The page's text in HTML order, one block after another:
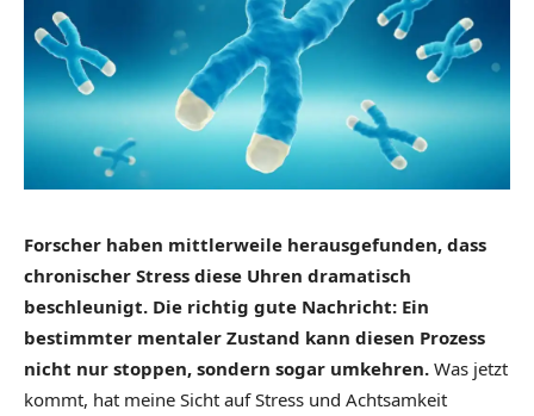
Forscher haben mittlerweile herausgefunden, dass
chronischer Stress diese Uhren dramatisch
beschleunigt. Die richtig gute Nachricht: Ein
bestimmter mentaler Zustand kann diesen Prozess
nicht nur stoppen, sondern sogar umkehren. Was jetzt
kommt, hat meine Sicht auf Stress und Achtsamkeit